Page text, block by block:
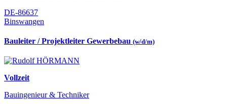
DE-86637
Binswangen
Bauleiter / Projektleiter Gewerbebau (w/d/m)
Vollzeit
Bauingenieur & Techniker